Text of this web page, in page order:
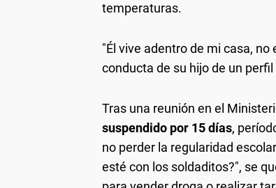
temperaturas.
"Él vive adentro de mi casa,
conducta de su hijo de un
Tras una reunión en el
suspendido por 15 días,
no perder la regularidad
esté con los soldaditos?", se